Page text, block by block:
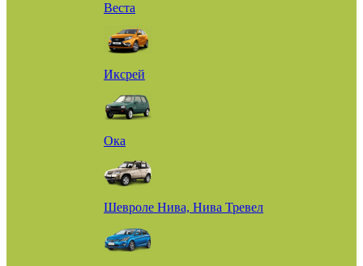
Веста
Иксрей
Ока
Шевроле Нива, Нива Тревел